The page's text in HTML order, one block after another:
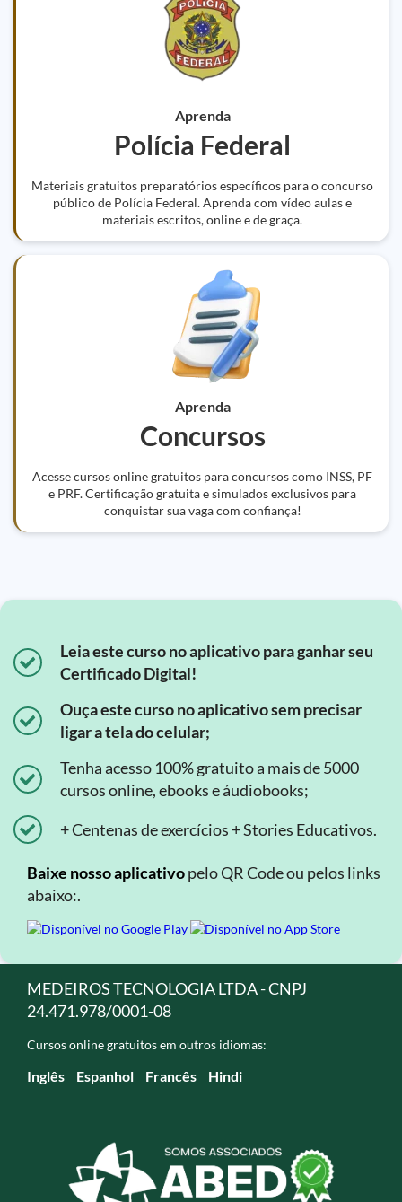
Aprenda
Polícia Federal
Materiais gratuitos preparatórios específicos para o concurso
público de Polícia Federal. Aprenda com vídeo aulas e
materiais escritos, online e de graça.
Aprenda
Concursos
Acesse cursos online gratuitos para concursos como INSS, PF
e PRF. Certificação gratuita e simulados exclusivos para
conquistar sua vaga com confiança!
Leia este curso no aplicativo para ganhar seu
Certificado Digital!
Ouça este curso no aplicativo sem precisar
ligar a tela do celular;
Tenha acesso 100% gratuito a mais de 5000
cursos online, ebooks e áudiobooks;
+ Centenas de exercícios + Stories Educativos.
Baixe nosso aplicativopelo QR Code ou pelos links
abaixo:.
MEDEIROS TECNOLOGIA LTDA - CNPJ
24.471.978/0001-08
Cursos online gratuitos em outros idiomas:
Inglês Espanhol Francês Hindi